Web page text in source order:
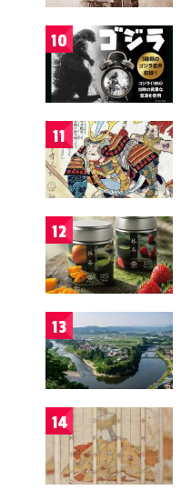
10
11
12
13
14